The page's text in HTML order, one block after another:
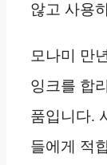
않고 사용
모나미 만
잉크를 합
품입니다.
들에게 적